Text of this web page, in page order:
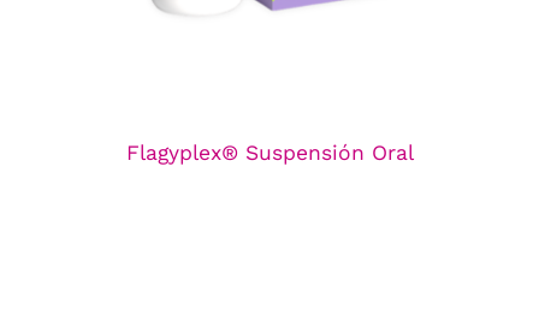
Flagyplex® Suspensión Oral